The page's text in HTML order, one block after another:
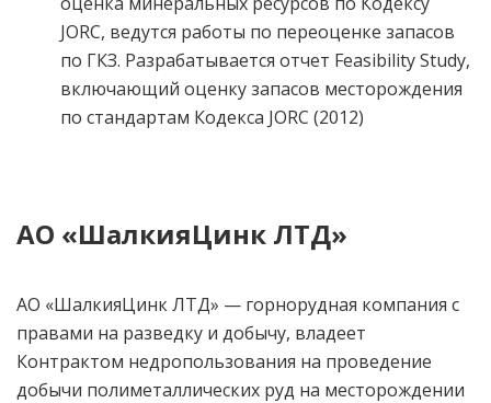
JORC, ведутся работы по переоценке запасов
по ГКЗ. Разрабатывается отчет Feasibility Study,
включающий оценку запасов месторождения
по стандартам Кодекса JORC (2012)
АО «ШалкияЦинк ЛТД»
АО «ШалкияЦинк ЛТД» — горнорудная компания с
правами на разведку и добычу, владеет
Контрактом недропользования на проведение
добычи полиметаллических руд на месторождении